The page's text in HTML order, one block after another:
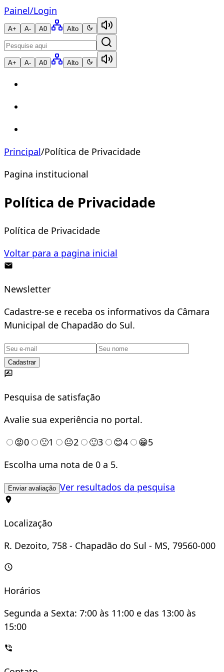
Painel/Login
A+ A- A0 Alto
A+ A- A0 Alto
Principal/Política de Privacidade
Pagina institucional
Política de Privacidade
Política de Privacidade
Voltar para a pagina inicial
Newsletter
Cadastre-se e receba os informativos da Câmara
Municipal de Chapadão do Sul.
Cadastrar
Pesquisa de satisfação
Avalie sua experiência no portal.
😡0 🙁1 😐2 🙂3 😊4 😁5
Escolha uma nota de 0 a 5.
Enviar avaliação Ver resultados da pesquisa
Localização
R. Dezoito, 758 - Chapadão do Sul - MS, 79560-000
Horários
Segunda a Sexta: 7:00 às 11:00 e das 13:00 às
15:00